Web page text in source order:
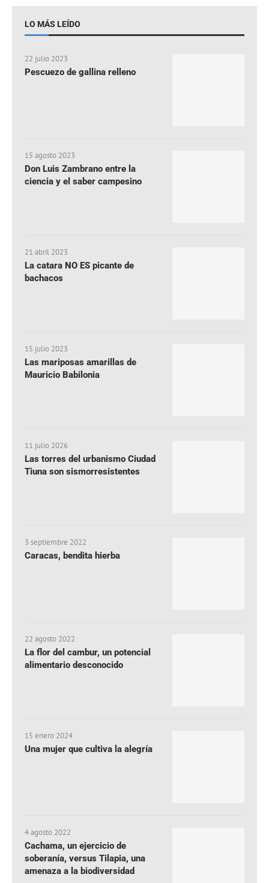
LO MÁS LEÍDO
22 julio 2023
Pescuezo de gallina relleno
15 agosto 2023
Don Luis Zambrano entre la
ciencia y el saber campesino
21 abril 2023
La catara NO ES picante de
bachacos
15 julio 2023
Las mariposas amarillas de
Mauricio Babilonia
11 julio 2026
Las torres del urbanismo Ciudad
Tiuna son sismorresistentes
3 septiembre 2022
Caracas, bendita hierba
22 agosto 2022
La flor del cambur, un potencial
alimentario desconocido
15 enero 2024
Una mujer que cultiva la alegría
4 agosto 2022
Cachama, un ejercicio de
soberanía, versus Tilapia, una
amenaza a la biodiversidad